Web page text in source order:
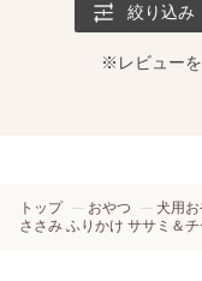
絞り込み
※レビュー
トップ おやつ 犬用お
ささみ ふりかけ ササミ＆